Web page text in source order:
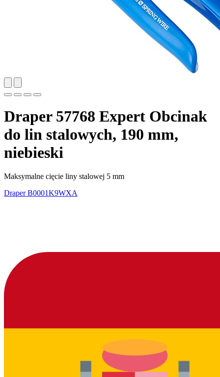
Draper 57768 Expert Obcinak
do lin stalowych, 190 mm,
niebieski
Maksymalne cięcie liny stalowej 5 mm
DraperB0001K9WXA